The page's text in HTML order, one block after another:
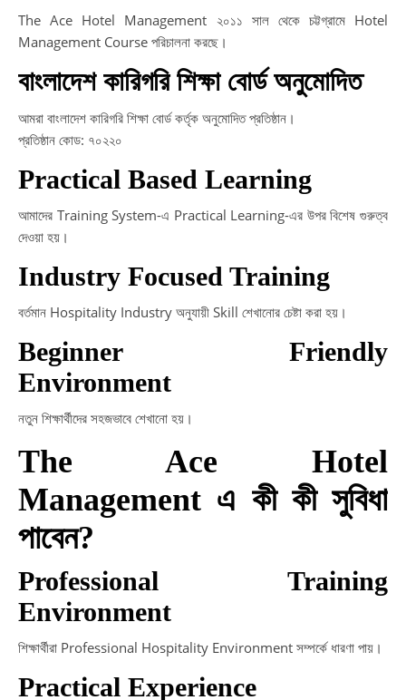
The Ace Hotel Management ২০১১ সাল থেকে চট্টগ্রামে Hotel
Management Course পরিচালনা করছে।
বাংলাদেশ কারিগরি শিক্ষা বোর্ড অনুমোদিত
আমরা বাংলাদেশ কারিগরি শিক্ষা বোর্ড কর্তৃক অনুমোদিত প্রতিষ্ঠান।
প্রতিষ্ঠান কোড: ৭০২২০
Practical Based Learning
আমাদের Training System-এ Practical Learning-এর উপর বিশেষ গুরুত্ব
দেওয়া হয়।
Industry Focused Training
বর্তমান Hospitality Industry অনুযায়ী Skill শেখানোর চেষ্টা করা হয়।
Beginner Friendly
Environment
নতুন শিক্ষার্থীদের সহজভাবে শেখানো হয়।
The Ace Hotel
Management এ কী কী সুবিধা
পাবেন?
Professional Training
Environment
শিক্ষার্থীরা Professional Hospitality Environment সম্পর্কে ধারণা পায়।
Practical Experience